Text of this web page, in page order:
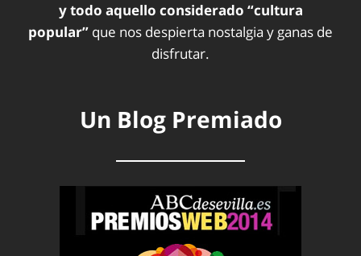
y todo aquello considerado “cultura
popular” que nos despierta nostalgia y ganas de
disfrutar.
Un Blog Premiado